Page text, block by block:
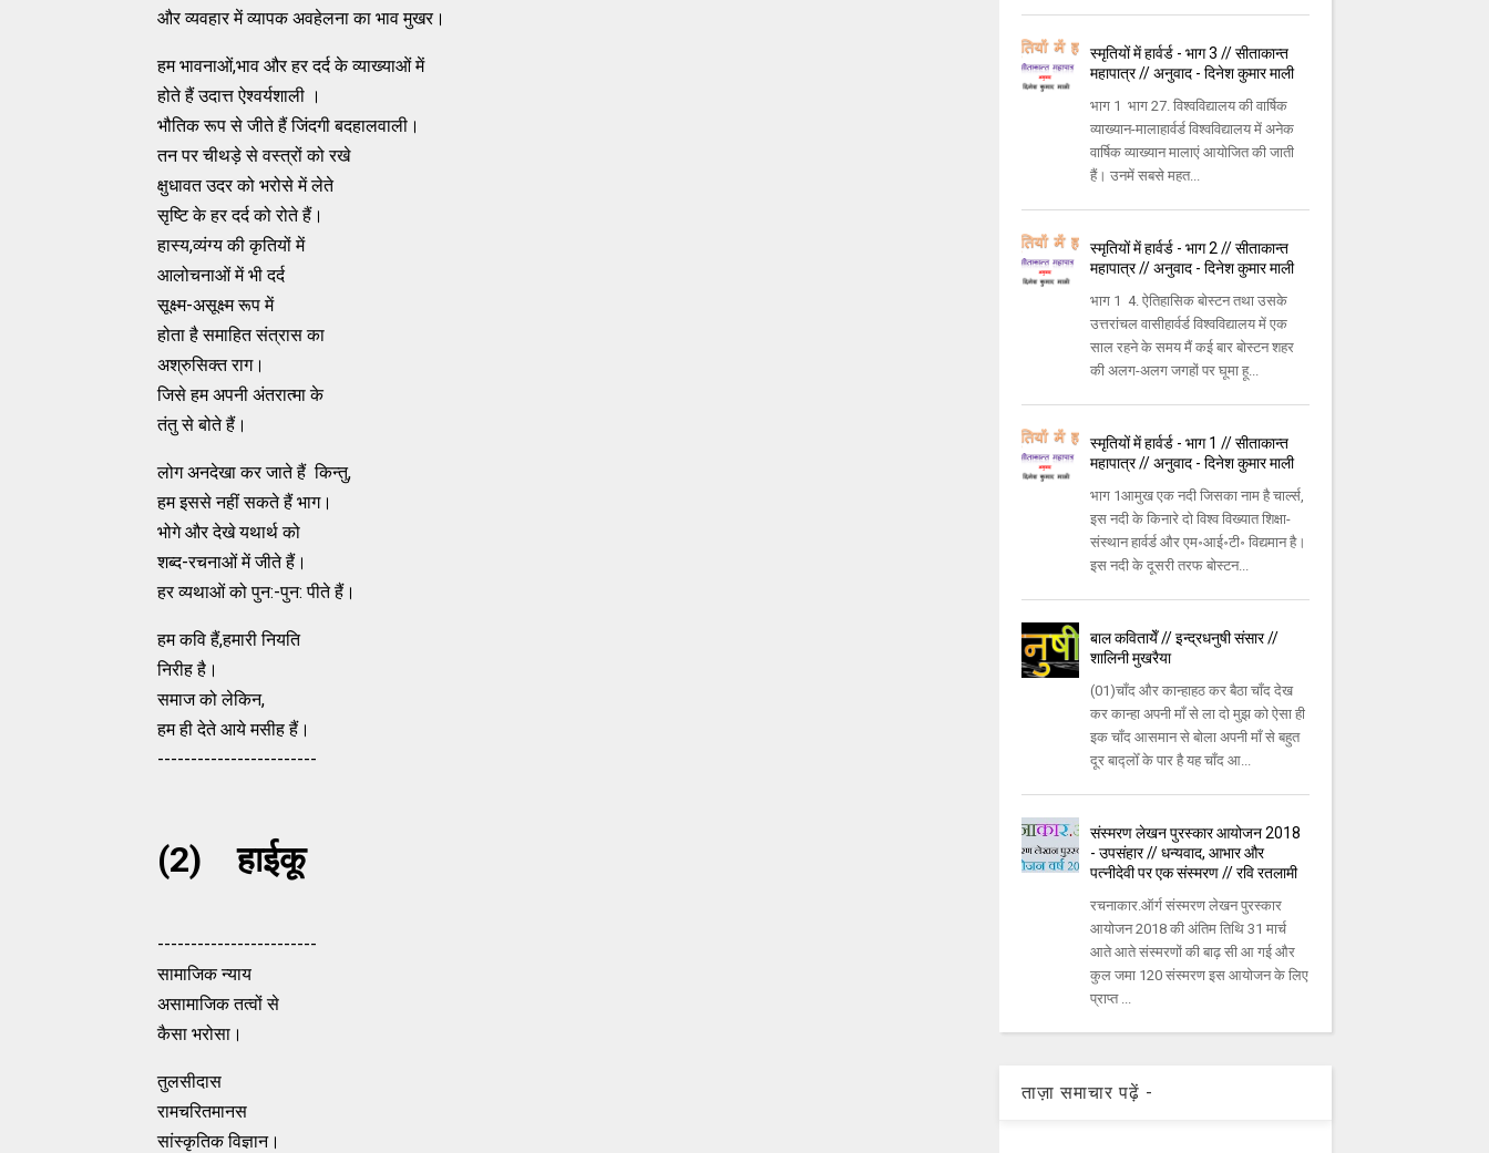
और व्यवहार में व्यापक अवहेलना का भाव मुखर।
हम भावनाओं,भाव और हर दर्द के व्याख्याओं में
होते हैं उदात्त ऐश्वर्यशाली ।
भौतिक रूप से जीते हैं जिंदगी बदहालवाली।
तन पर चीथड़े से वस्त्रों को रखे
क्षुधावत उदर को भरोसे में लेते
सृष्टि के हर दर्द को रोते हैं।
हास्य,व्यंग्य की कृतियों में
आलोचनाओं में भी दर्द
सूक्ष्म-असूक्ष्म रूप में
होता है समाहित संत्रास का
अश्रुसिक्त राग।
जिसे हम अपनी अंतरात्मा के
तंतु से बोते हैं।
लोग अनदेखा कर जाते हैं किन्तु,
हम इससे नहीं सकते हैं भाग।
भोगे और देखे यथार्थ को
शब्द-रचनाओं में जीते हैं।
हर व्यथाओं को पुन:-पुन: पीते हैं।
हम कवि हैं,हमारी नियति
निरीह है।
समाज को लेकिन,
हम ही देते आये मसीह हैं।
------------------------
(2) हाईकू
------------------------
सामाजिक न्याय
असामाजिक तत्वों से
कैसा भरोसा।
तुलसीदास
रामचरितमानस
सांस्कृतिक विज्ञान।
स्मृतियों में हार्वर्ड - भाग 3 // सीताकान्त
महापात्र // अनुवाद - दिनेश कुमार माली
भाग 1 भाग 27. विश्वविद्यालय की वार्षिक
व्याख्यान-मालाहार्वर्ड विश्वविद्यालय में अनेक
वार्षिक व्याख्यान मालाएं आयोजित की जाती
हैं। उनमें सबसे महत...
स्मृतियों में हार्वर्ड - भाग 2 // सीताकान्त
महापात्र // अनुवाद - दिनेश कुमार माली
भाग 1 4. ऐतिहासिक बोस्टन तथा उसके
उत्तरांचल वासीहार्वर्ड विश्वविद्यालय में एक
साल रहने के समय मैं कई बार बोस्टन शहर
की अलग-अलग जगहों पर घूमा हू...
स्मृतियों में हार्वर्ड - भाग 1 // सीताकान्त
महापात्र // अनुवाद - दिनेश कुमार माली
भाग 1आमुख एक नदी जिसका नाम है चार्ल्स,
इस नदी के किनारे दो विश्व विख्यात शिक्षा-
संस्थान हार्वर्ड और एम॰आई॰टी॰ विद्यमान है।
इस नदी के दूसरी तरफ बोस्टन...
बाल कवितायेँ // इन्द्रधनुषी संसार //
शालिनी मुखरैया
(01)चाँद और कान्हाहठ कर बैठा चाँद देख
कर कान्हा अपनी माँ से ला दो मुझ को ऐसा ही
इक चाँद आसमान से बोला अपनी माँ से बहुत
दूर बाद्लोँ के पार है यह चाँद आ...
संस्मरण लेखन पुरस्कार आयोजन 2018
- उपसंहार // धन्यवाद, आभार और
पत्नीदेवी पर एक संस्मरण // रवि रतलामी
रचनाकार.ऑर्ग संस्मरण लेखन पुरस्कार
आयोजन 2018 की अंतिम तिथि 31 मार्च
आते आते संस्मरणों की बाढ़ सी आ गई और
कुल जमा 120 संस्मरण इस आयोजन के लिए
प्राप्त ...
ताज़ा समाचार पढ़ें -